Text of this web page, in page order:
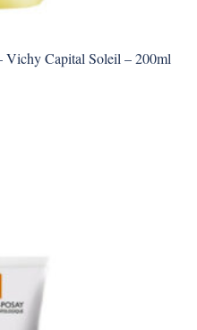
Vichy Capital Soleil – 200ml